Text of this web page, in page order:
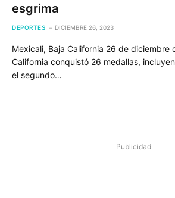
esgrima
DEPORTES DICIEMBRE 26, 2023
Mexicali, Baja California 26 de diciembre
California conquistó 26 medallas,
el segundo…
Publicidad